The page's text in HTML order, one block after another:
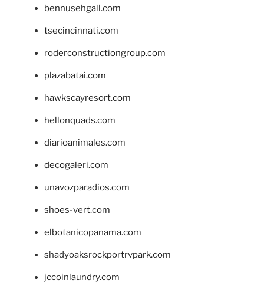
bennusehgall.com
tsecincinnati.com
roderconstructiongroup.com
plazabatai.com
hawkscayresort.com
hellonquads.com
diarioanimales.com
decogaleri.com
unavozparadios.com
shoes-vert.com
elbotanicopanama.com
shadyoaksrockportrvpark.com
jccoinlaundry.com